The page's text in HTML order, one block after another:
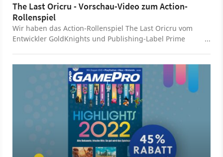
The Last Oricru - Vorschau-Video zum Action-
Rollenspiel
Wir haben das Action-Rollenspiel The Last Oricru vom
Entwickler GoldKnights und Publishing-Label Prime
Probleme ein, die bis zum Release für PC und Konsolen
irgendwann später im Jahr 2022 noch behoben werden